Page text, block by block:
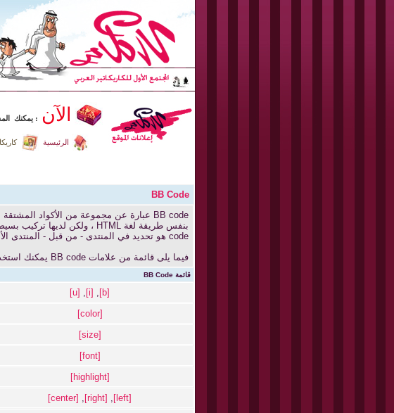
الآن : يمكنك
الرئيسية
BB Code
code هو تحديد في المنتدى - من قبل - المنتدى الأساسي بواسطة الإدارة ، لذا يجب عليك مراجعة قواعد المنتدى عند ارسال رسالة جديدة.
فيما يلى قائمة من علامات BB code يمكنك استخدامها لتهيئة رسائلك.
قائمة BB Code
[b]
,
[i]
,
[u]
[color]
[size]
[font]
[highlight]
[left]
,
[right]
,
[center]